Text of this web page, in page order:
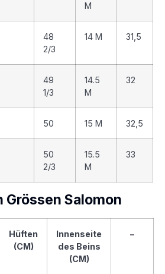
M
48
2/3
14 M 31,5
49
1/3
14.5
M
32
50 15 M 32,5
50
2/3
15.5
M
33
Grössen Salomon
Hüften
(CM)
Innenseite
des Beins
(CM)
–